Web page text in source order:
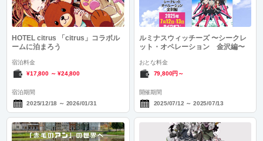
HOTEL citrus 「citrus」コラボル
ームに泊まろう
宿泊料金
¥17,800～¥24,800
宿泊期間
2025/12/18 ～ 2026/01/31
ルミナスウィッチーズ 〜シークレ
ット・オペレーション 金沢編〜
おとな料金
79,800円～
開催期間
2025/07/12 ～ 2025/07/13